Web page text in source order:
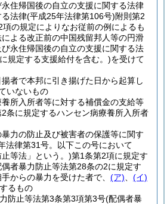
住帰国後の自立の支援に関する法律
法律(平成25年法律第106号)附則第2
の規定によりなお従前の例によるも
よる改正前の中国残留邦人等の円滑
永住帰国後の自立の支援に関する法
規定する支援給付を含む。)を受けて
者で本邦に引き揚げた日から起算し
いないもの
所入所者等に対する補償金の支給等
条に規定するハンセン病療養所入所者
力の防止及び被害者の保護等に関す
法律第31号。以下この号において
止等法」という。)第1条第2項に規定す
者暴力防止等法第28条の2に規定す
からの暴力を受けた者で、 (ア)
(イ)
るもの
防止等法第3条第3項第3号(配偶者暴